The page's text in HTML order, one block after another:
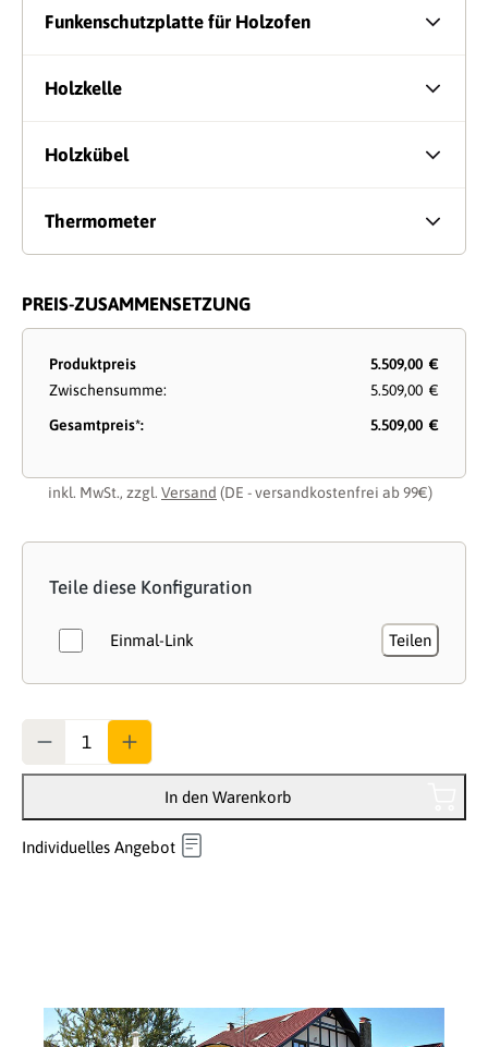
Funkenschutzplatte für Holzofen
Holzkelle
Holzkübel
Thermometer
PREIS-ZUSAMMENSETZUNG
Produktpreis
5.509,00 €
Zwischensumme:
5.509,00 €
Gesamtpreis*:
5.509,00 €
inkl. MwSt., zzgl. Versand (DE - versandkostenfrei ab 99€)
Teile diese Konfiguration
Einmal-Link Teilen
In den Warenkorb
Individuelles Angebot